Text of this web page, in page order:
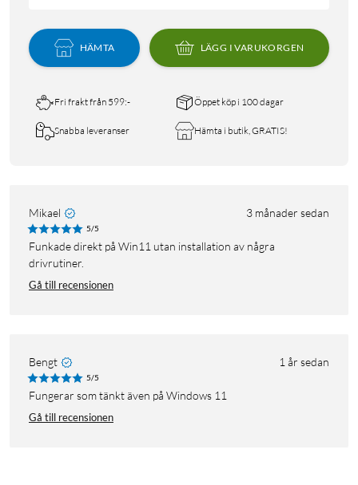
HÄMTA LÄGG I VARUKORGEN
Fri frakt från 599:- Öppet köp i 100 dagar
Snabba leveranser Hämta i butik, GRATIS!
Mikael 3 månader sedan
5/5
Funkade direkt på Win11 utan installation av några
drivrutiner.
Gå till recensionen
Bengt 1 år sedan
5/5
Fungerar som tänkt även på Windows 11
Gå till recensionen